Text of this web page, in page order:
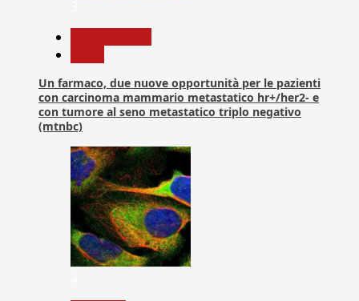
Un farmaco, due nuove opportunità per le pazienti
con carcinoma mammario metastatico hr+/her2- e
con tumore al seno metastatico triplo negativo
(mtnbc)